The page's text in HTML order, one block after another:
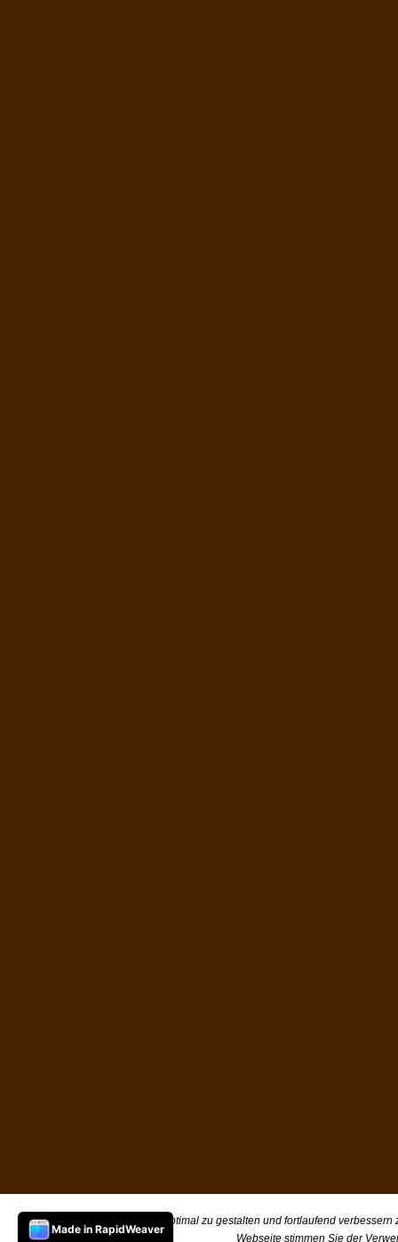
Um unsere Webseite für Sie optimal zu gestalten und fortlaufend
Webseite stimmen Sie der
Made in RapidWeaver